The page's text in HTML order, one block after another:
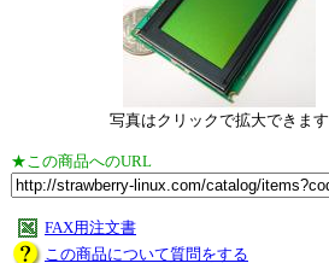
写真はクリックで拡大できます
★この商品へのURL
FAX用注文書
この商品について質問をする